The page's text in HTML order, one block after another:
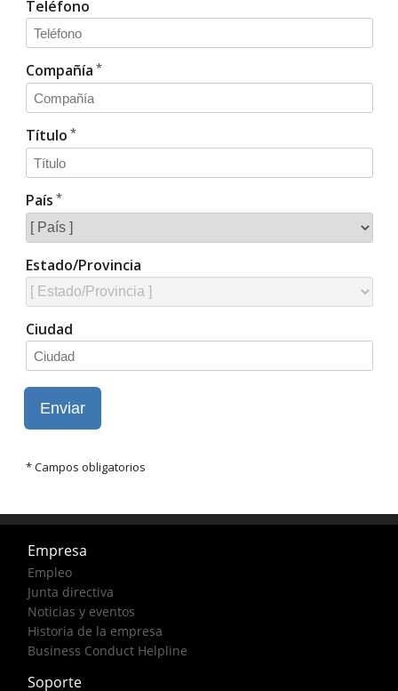
Empresa
Empleo
Junta directiva
Noticias y eventos
Historia de la empresa
Business Conduct Helpline
Soporte